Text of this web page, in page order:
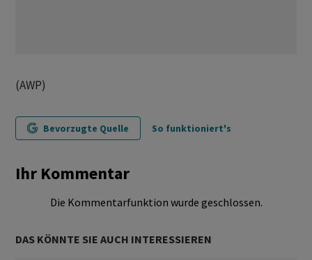
(AWP)
Bevorzugte Quelle So funktioniert's
Ihr Kommentar
Die Kommentarfunktion wurde geschlossen.
DAS KÖNNTE SIE AUCH INTERESSIEREN